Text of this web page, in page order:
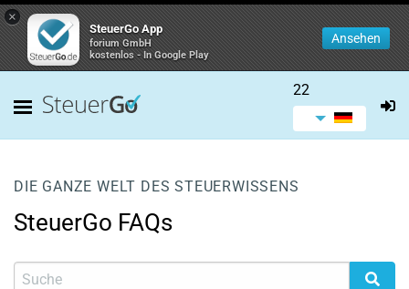
×
SteuerGo App
forium GmbH
kostenlos - In Google Play
Ansehen
22
DIE GANZE WELT DES STEUERWISSENS
SteuerGo FAQs